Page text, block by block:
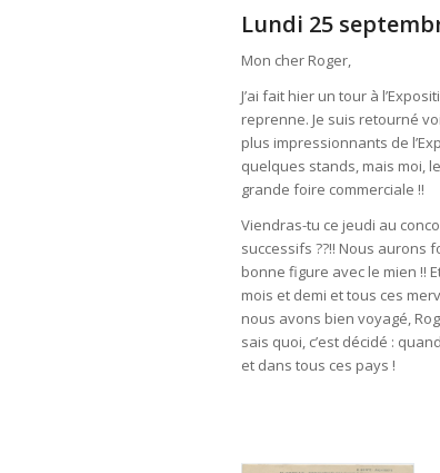
Lundi 25
Mon cher Roger,
J’ai fait hier un tour à
reprenne. Je suis retourné
plus impressionnants de
quelques stands, mais moi,
grande foire commerciale !!
Viendras-tu ce jeudi au
successifs ??!! Nous
bonne figure avec le mien !!
mois et demi et tous ces
nous avons bien voyagé,
sais quoi, c’est décidé :
et dans tous ces pays !